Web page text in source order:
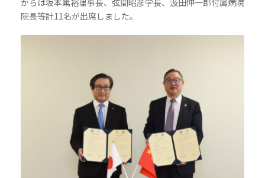
院長等計11名が出席しました。